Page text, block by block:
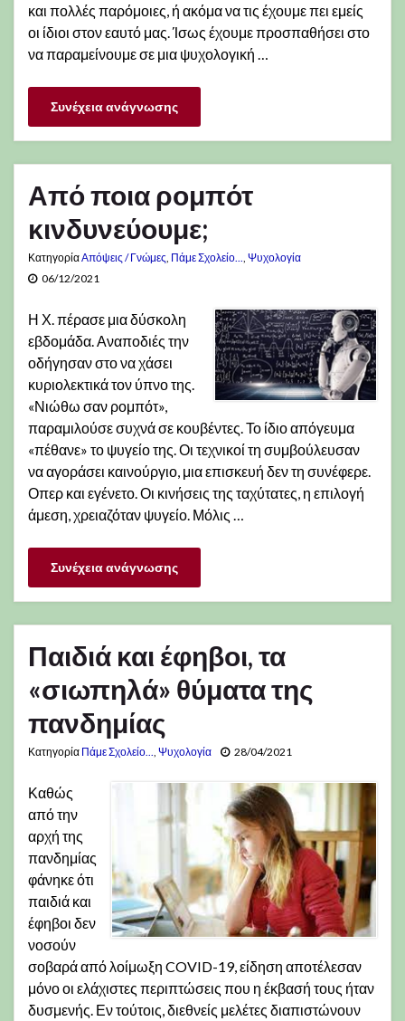
και πολλές παρόμοιες, ή ακόμα να τις έχουμε πει εμείς
οι ίδιοι στον εαυτό μας. Ίσως έχουμε προσπαθήσει στο
να παραμείνουμε σε μια ψυχολογική …
Συνέχεια ανάγνωσης
Από ποια ρομπότ
κινδυνεύουμε;
ΚατηγορίαΑπόψεις / Γνώμες Πάμε Σχολείο...
Ψυχολογία
06/12/2021
Η Χ. πέρασε μια δύσκολη
εβδομάδα. Αναποδιές την
οδήγησαν στο να χάσει
κυριολεκτικά τον ύπνο της.
«Νιώθω σαν ρομπότ»,
παραμιλούσε συχνά σε κουβέντες. Το ίδιο απόγευμα
«πέθανε» το ψυγείο της. Οι τεχνικοί τη συμβούλευσαν
να αγοράσει καινούργιο, μια επισκευή δεν τη συνέφερε.
Οπερ και εγένετο. Οι κινήσεις της ταχύτατες, η επιλογή
άμεση, χρειαζόταν ψυγείο. Μόλις …
Συνέχεια ανάγνωσης
Παιδιά και έφηβοι, τα
«σιωπηλά» θύματα της
πανδημίας
Κατηγορία Πάμε Σχολείο... Ψυχολογία 28/04/2021
Καθώς
από την
αρχή της
πανδημίας
φάνηκε ότι
παιδιά και
έφηβοι δεν
νοσούν
σοβαρά από λοίμωξη COVID-19, είδηση αποτέλεσαν
μόνο οι ελάχιστες περιπτώσεις που η έκβασή τους ήταν
δυσμενής. Εν τούτοις, διεθνείς μελέτες διαπιστώνουν